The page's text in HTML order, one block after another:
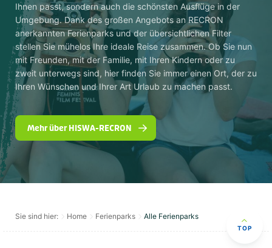
Ihnen passt, sondern auch die schönsten Ausflüge in der
Umgebung. Dank des großen Angebots an RECRON
anerkannten Ferienparks und der übersichtlichen Filter
stellen Sie mühelos Ihre ideale Reise zusammen. Ob Sie nun
mit Freunden, mit der Familie, mit Ihren Kindern oder zu
zweit unterwegs sind, hier finden Sie immer einen Ort, der zu
Ihren Wünschen und Ihrer Art Urlaub zu machen passt.
Mehr über HISWA-RECRON
Sie sind hier: Home Ferienparks Alle Ferienparks
TOP